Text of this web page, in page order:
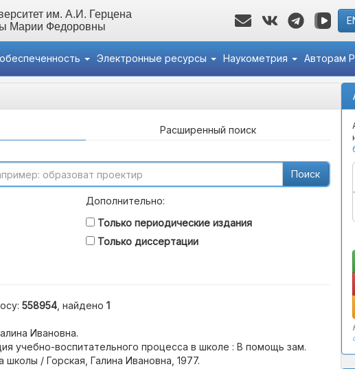
им. А.И. Герцена
Марии Федоровны
Электронные ресурсы Наукометрия Авторам
Расширенный поиск
Поиск
Дополнительно:
Только периодические издания
Только диссертации
558954 , найдено 1
Ивановна.
учебно-воспитательного процесса в школе : В помощь зам.
школы / Горская, Галина Ивановна, 1977.